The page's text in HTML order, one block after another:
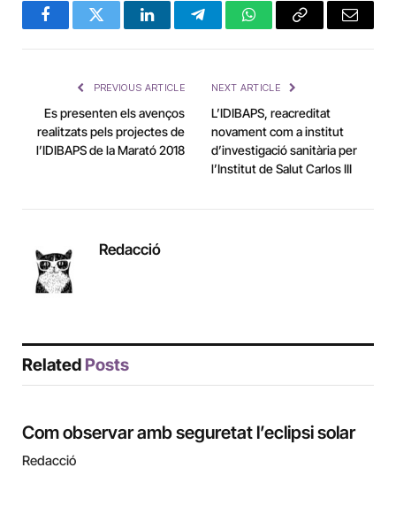
FacebookTwitter LinkedInTelegramWhatsAppCopy
Email
PREVIOUS ARTICLE
Es presenten els avenços
realitzats pels projectes de
l’IDIBAPS de la Marató 2018
NEXT ARTICLE
L’IDIBAPS, reacreditat
novament com a institut
d’investigació sanitària per
l’Institut de Salut Carlos III
Redacció
Related Posts
Com observar amb seguretat l’eclipsi solar
Redacció